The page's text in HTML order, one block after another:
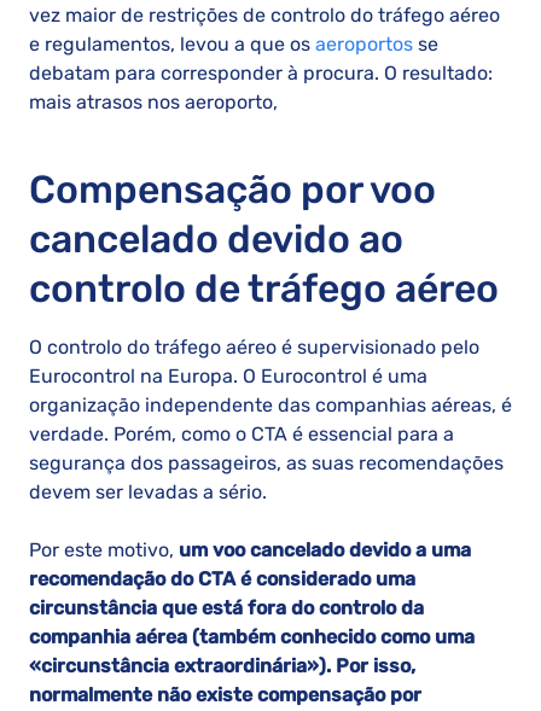
vez maior de restrições de controlo do tráfego aéreo
e regulamentos, levou a que os aeroportos se
debatam para corresponder à procura. O resultado:
mais atrasos nos aeroporto,
Compensação por voo
cancelado devido ao
controlo de tráfego aéreo
O controlo do tráfego aéreo é supervisionado pelo
Eurocontrol na Europa. O Eurocontrol é uma
organização independente das companhias aéreas, é
verdade. Porém, como o CTA é essencial para a
segurança dos passageiros, as suas recomendações
devem ser levadas a sério.
Por este motivo, um voo cancelado devido a uma
recomendação do CTA é considerado uma
circunstância que está fora do controlo da
companhia aérea (também conhecido como uma
«circunstância extraordinária»). Por isso,
normalmente não existe compensação por